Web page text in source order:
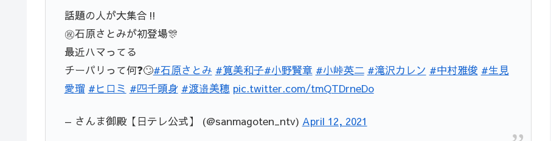
話題の人が大集合‼️
㊗️石原さとみが初登場🎊
最近ハマってる
チーパリって何❓🙄#石原さとみ #筧美和子#小野賢章 #小峠英二 #滝沢カレン #中村雅俊 #生見
愛瑠 #ヒロミ #四千頭身 #渡邉美穂 pic.twitter.com/tmQTDrneDo
— さんま御殿【日テレ公式】 (@sanmagoten_ntv) April 12, 2021